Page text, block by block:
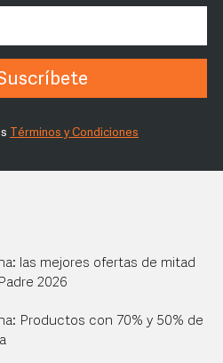
Términos y Condiciones
las mejores ofertas de mitad
2026
Productos con 70% y 50% de